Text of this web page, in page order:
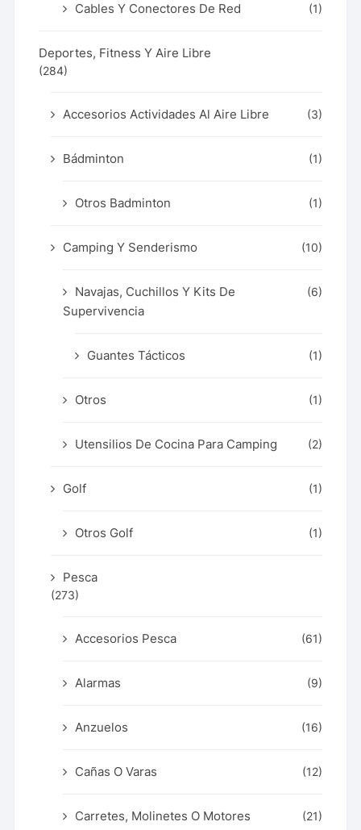
Cables Y Conectores De Red (1)
Deportes, Fitness Y Aire Libre
(284)
Accesorios Actividades Al Aire Libre (3)
Bádminton (1)
Otros Badminton (1)
Camping Y Senderismo (10)
Navajas, Cuchillos Y Kits De
Supervivencia
(6)
Guantes Tácticos (1)
Otros (1)
Utensilios De Cocina Para Camping (2)
Golf (1)
Otros Golf (1)
Pesca
(273)
Accesorios Pesca (61)
Alarmas (9)
Anzuelos (16)
Cañas O Varas (12)
Carretes, Molinetes O Motores (21)